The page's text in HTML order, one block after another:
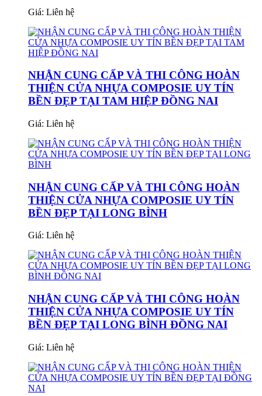
Giá: Liên hệ
NHẬN CUNG CẤP VÀ THI CÔNG HOÀN
THIỆN CỬA NHỰA COMPOSIE UY TÍN
BỀN ĐẸP TẠI TAM HIỆP ĐỒNG NAI
Giá: Liên hệ
NHẬN CUNG CẤP VÀ THI CÔNG HOÀN
THIỆN CỬA NHỰA COMPOSIE UY TÍN
BỀN ĐẸP TẠI LONG BÌNH
Giá: Liên hệ
NHẬN CUNG CẤP VÀ THI CÔNG HOÀN
THIỆN CỬA NHỰA COMPOSIE UY TÍN
BỀN ĐẸP TẠI LONG BÌNH ĐỒNG NAI
Giá: Liên hệ